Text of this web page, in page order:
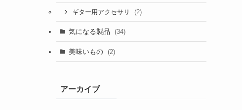
ギター用アクセサリ (2)
気になる製品 (34)
美味いもの (2)
アーカイブ